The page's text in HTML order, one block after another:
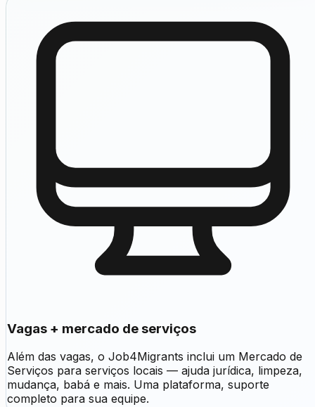
Vagas + mercado de serviços
Além das vagas, o Job4Migrants inclui um Mercado de
Serviços para serviços locais — ajuda jurídica, limpeza,
mudança, babá e mais. Uma plataforma, suporte
completo para sua equipe.